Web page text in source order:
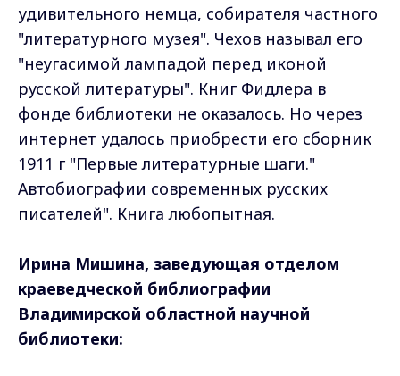
удивительного немца, собирателя частного
"литературного музея". Чехов называл его
"неугасимой лампадой перед иконой
русской литературы". Книг Фидлера в
фонде библиотеки не оказалось. Но через
интернет удалось приобрести его сборник
1911 г "Первые литературные шаги."
Автобиографии современных русских
писателей". Книга любопытная.
Ирина Мишина, заведующая отделом
краеведческой библиографии
Владимирской областной научной
библиотеки: